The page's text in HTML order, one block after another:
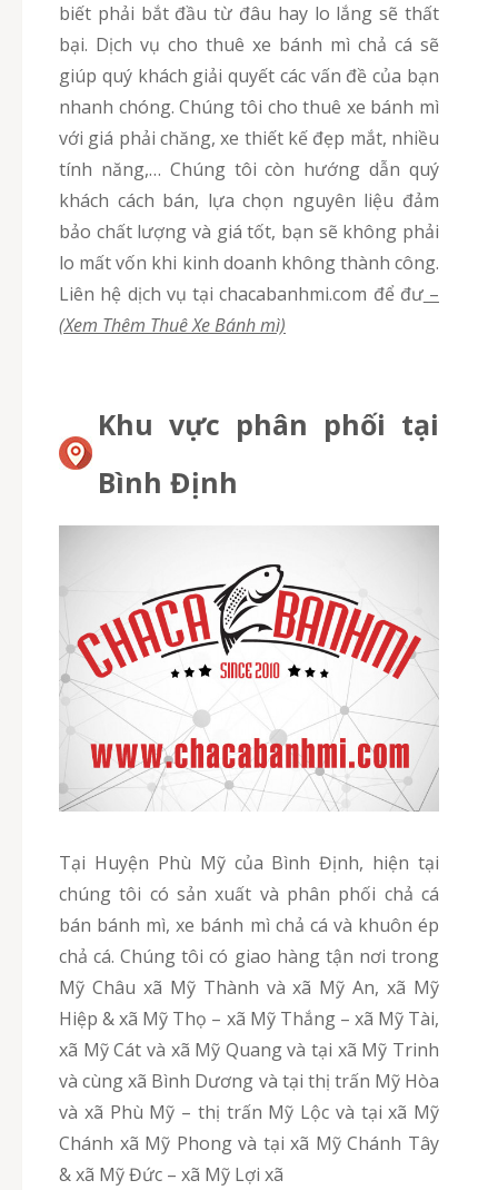
biết phải bắt đầu từ đâu hay lo lắng sẽ thất
bại. Dịch vụ cho thuê xe bánh mì chả cá sẽ
giúp quý khách giải quyết các vấn đề của bạn
nhanh chóng. Chúng tôi cho thuê xe bánh mì
với giá phải chăng, xe thiết kế đẹp mắt, nhiều
tính năng,… Chúng tôi còn hướng dẫn quý
khách cách bán, lựa chọn nguyên liệu đảm
bảo chất lượng và giá tốt, bạn sẽ không phải
lo mất vốn khi kinh doanh không thành công.
Liên hệ dịch vụ tại chacabanhmi.com để đư–
(Xem Thêm Thuê Xe Bánh mì)
Khu vực phân phối tại
Bình Định
Tại Huyện Phù Mỹ của Bình Định, hiện tại
chúng tôi có sản xuất và phân phối chả cá
bán bánh mì, xe bánh mì chả cá và khuôn ép
chả cá. Chúng tôi có giao hàng tận nơi trong
Mỹ Châu xã Mỹ Thành và xã Mỹ An, xã Mỹ
Hiệp & xã Mỹ Thọ – xã Mỹ Thắng – xã Mỹ Tài,
xã Mỹ Cát và xã Mỹ Quang và tại xã Mỹ Trinh
và cùng xã Bình Dương và tại thị trấn Mỹ Hòa
và xã Phù Mỹ – thị trấn Mỹ Lộc và tại xã Mỹ
Chánh xã Mỹ Phong và tại xã Mỹ Chánh Tây
& xã Mỹ Đức – xã Mỹ Lợi xã